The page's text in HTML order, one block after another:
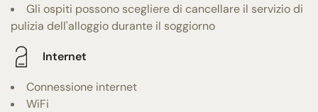
Gli ospiti possono scegliere di cancellare il servizio di
pulizia dell'alloggio durante il soggiorno
Internet
Connessione internet
WiFi